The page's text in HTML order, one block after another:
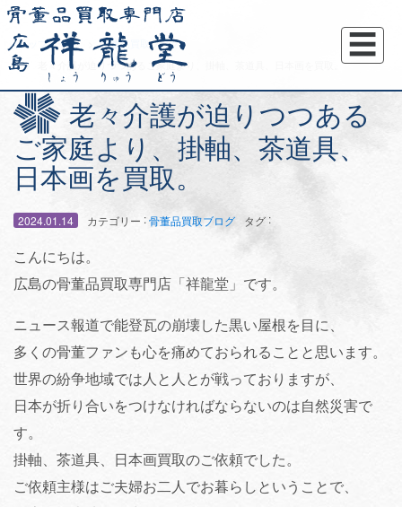
☰
トップページ
骨董品買取ブログ
老々介護が迫りつつあるご家庭より、掛軸、茶道具、日本画を買取。
老々介護が迫りつつある
ご家庭より、掛軸、茶道具、
日本画を買取。
2024.01.14 カテゴリー :骨董品買取ブログ タグ :
こんにちは。
広島の骨董品買取専門店「祥龍堂」です。
ニュース報道で能登瓦の崩壊した黒い屋根を目に、
多くの骨董ファンも心を痛めておられることと思います。
世界の紛争地域では人と人とが戦っておりますが、
日本が折り合いをつけなければならないのは自然災害で
す。
掛軸、茶道具、日本画買取のご依頼でした。
ご依頼主様はご夫婦お二人でお暮らしということで、